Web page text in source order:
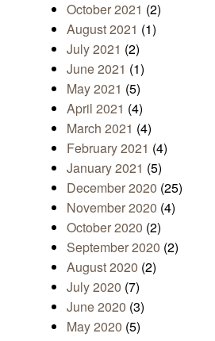
October 2021 (2)
August 2021 (1)
July 2021 (2)
June 2021 (1)
May 2021 (5)
April 2021 (4)
March 2021 (4)
February 2021 (4)
January 2021 (5)
December 2020 (25)
November 2020 (4)
October 2020 (2)
September 2020 (2)
August 2020 (2)
July 2020 (7)
June 2020 (3)
May 2020 (5)